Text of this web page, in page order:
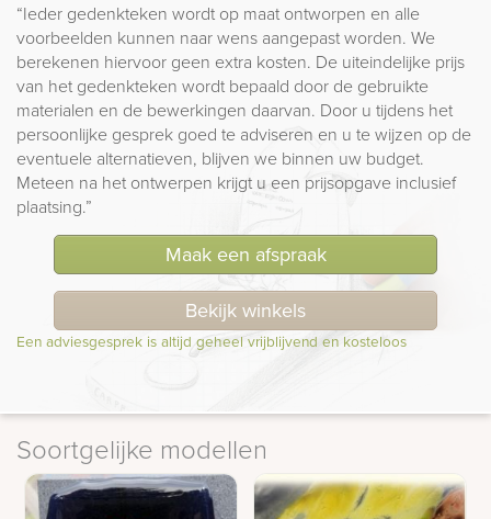
“Ieder gedenkteken wordt op maat ontworpen en alle
voorbeelden kunnen naar wens aangepast worden. We
berekenen hiervoor geen extra kosten. De uiteindelijke prijs
van het gedenkteken wordt bepaald door de gebruikte
materialen en de bewerkingen daarvan. Door u tijdens het
persoonlijke gesprek goed te adviseren en u te wijzen op de
eventuele alternatieven, blijven we binnen uw budget.
Meteen na het ontwerpen krijgt u een prijsopgave inclusief
plaatsing.”
Maak een afspraak
Bekijk winkels
Een adviesgesprek is altijd geheel vrijblijvend en kosteloos
Soortgelijke modellen